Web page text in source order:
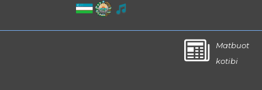
Matbuot
kotibi